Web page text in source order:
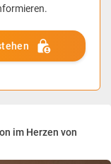
im Herzen von